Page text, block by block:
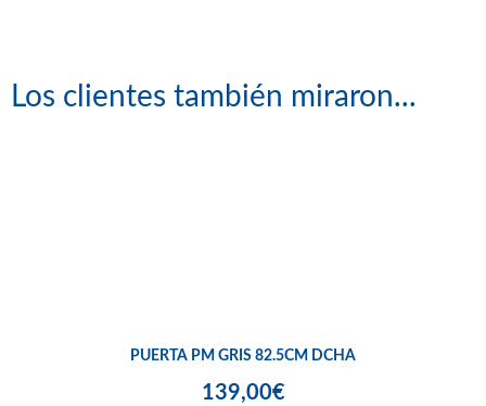
Los clientes también miraron...
PUERTA PM GRIS 82.5CM DCHA
139,00€